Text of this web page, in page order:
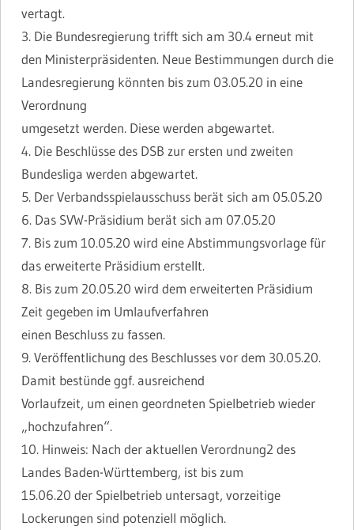
vertagt.
3. Die Bundesregierung trifft sich am 30.4 erneut mit
den Ministerpräsidenten. Neue Bestimmungen durch die
Landesregierung könnten bis zum 03.05.20 in eine
Verordnung
umgesetzt werden. Diese werden abgewartet.
4. Die Beschlüsse des DSB zur ersten und zweiten
Bundesliga werden abgewartet.
5. Der Verbandsspielausschuss berät sich am 05.05.20
6. Das SVW-Präsidium berät sich am 07.05.20
7. Bis zum 10.05.20 wird eine Abstimmungsvorlage für
das erweiterte Präsidium erstellt.
8. Bis zum 20.05.20 wird dem erweiterten Präsidium
Zeit gegeben im Umlaufverfahren
einen Beschluss zu fassen.
9. Veröffentlichung des Beschlusses vor dem 30.05.20.
Damit bestünde ggf. ausreichend
Vorlaufzeit, um einen geordneten Spielbetrieb wieder
„hochzufahren“.
10. Hinweis: Nach der aktuellen Verordnung2 des
Landes Baden-Württemberg, ist bis zum
15.06.20 der Spielbetrieb untersagt, vorzeitige
Lockerungen sind potenziell möglich.